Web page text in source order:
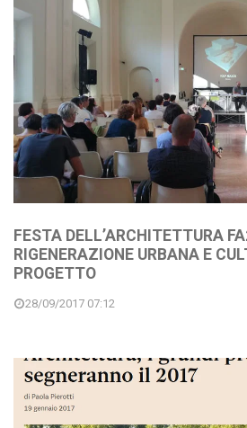
FESTA DELL’ARCHITETTURA
RIGENERAZIONE URBANA E
PROGETTO
28/09/2017 07:12